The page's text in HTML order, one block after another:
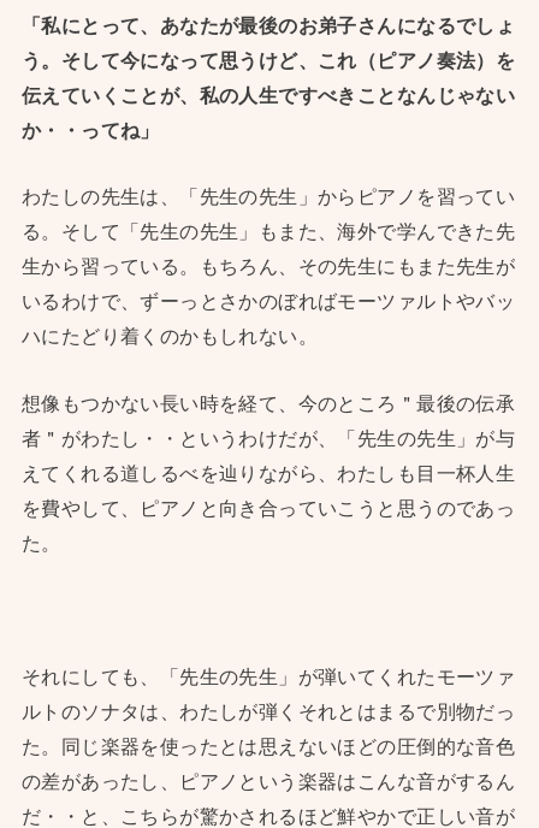
「私にとって、あなたが最後のお弟子さんになるでしょ
う。そして今になって思うけど、これ（ピアノ奏法）を
伝えていくことが、私の人生ですべきことなんじゃない
か・・ってね」
わたしの先生は、「先生の先生」からピアノを習ってい
る。そして「先生の先生」もまた、海外で学んできた先
生から習っている。もちろん、その先生にもまた先生が
いるわけで、ずーっとさかのぼればモーツァルトやバッ
ハにたどり着くのかもしれない。
想像もつかない長い時を経て、今のところ＂最後の伝承
者＂がわたし・・というわけだが、「先生の先生」が与
えてくれる道しるべを辿りながら、わたしも目一杯人生
を費やして、ピアノと向き合っていこうと思うのであっ
た。
それにしても、「先生の先生」が弾いてくれたモーツァ
ルトのソナタは、わたしが弾くそれとはまるで別物だっ
た。同じ楽器を使ったとは思えないほどの圧倒的な音色
の差があったし、ピアノという楽器はこんな音がするん
だ・・と、こちらが驚かされるほど鮮やかで正しい音が